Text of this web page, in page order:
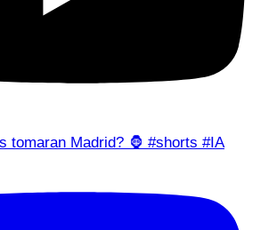
tomaran Madrid? 🦍 #shorts #IA